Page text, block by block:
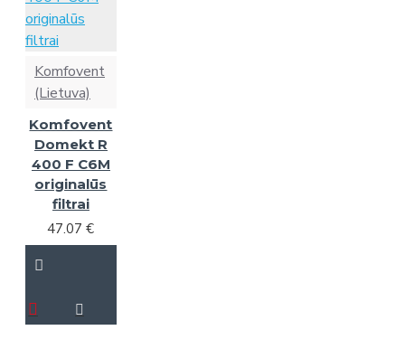
Komfovent
(Lietuva)
Komfovent
Domekt R
400 F C6M
originalūs
filtrai
47.07 €